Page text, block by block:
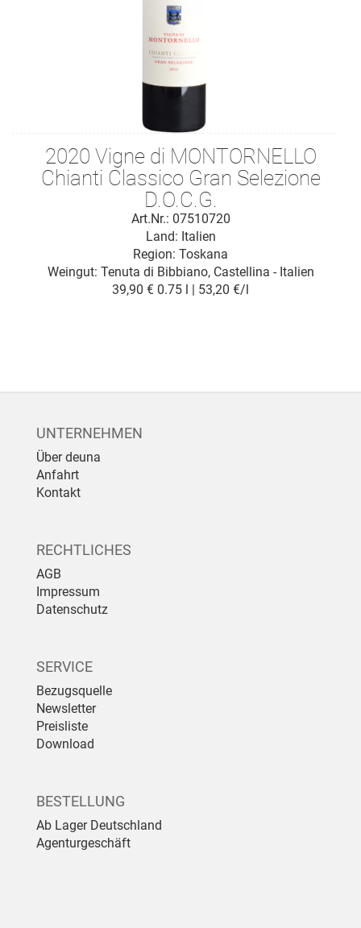
2020 Vigne di MONTORNELLO
Chianti Classico Gran Selezione
D.O.C.G.
Art.Nr.: 07510720
Land: Italien
Region: Toskana
Weingut: Tenuta di Bibbiano, Castellina - Italien
39,90 € 0.75 l | 53,20 €/l
UNTERNEHMEN
Über deuna
Anfahrt
Kontakt
RECHTLICHES
AGB
Impressum
Datenschutz
SERVICE
Bezugsquelle
Newsletter
Preisliste
Download
BESTELLUNG
Ab Lager Deutschland
Agenturgeschäft